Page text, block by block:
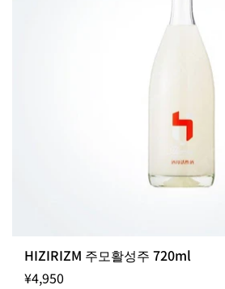
HIZIRIZM 주모활성주 720ml
¥4,950